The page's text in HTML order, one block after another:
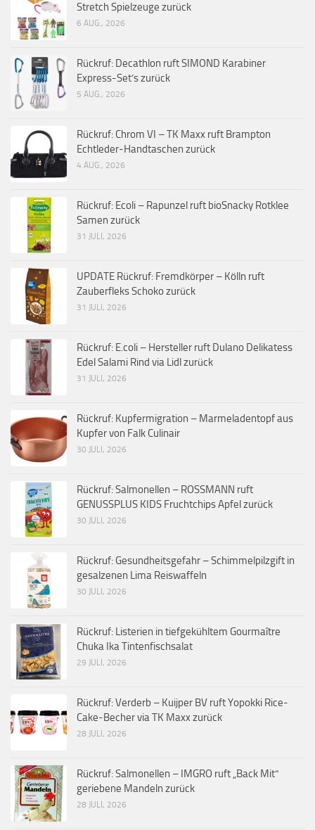
Stretch Spielzeuge zurück
6 AUG., 2026
Rückruf: Decathlon ruft SIMOND Karabiner
Express-Set’s zurück
5 AUG., 2026
Rückruf: Chrom VI – TK Maxx ruft Brampton
Echtleder-Handtaschen zurück
4 AUG., 2026
Rückruf: Ecoli – Rapunzel ruft bioSnacky Rotklee
Samen zurück
31 JULI, 2026
UPDATE Rückruf: Fremdkörper – Kölln ruft
Zauberfleks Schoko zurück
31 JULI, 2026
Rückruf: E.coli – Hersteller ruft Dulano Delikatess
Edel Salami Rind via Lidl zurück
31 JULI, 2026
Rückruf: Kupfermigration – Marmeladentopf aus
Kupfer von Falk Culinair
30 JULI, 2026
Rückruf: Salmonellen – ROSSMANN ruft
GENUSSPLUS KIDS Fruchtchips Apfel zurück
30 JULI, 2026
Rückruf: Gesundheitsgefahr – Schimmelpilzgift in
gesalzenen Lima Reiswaffeln
30 JULI, 2026
Rückruf: Listerien in tiefgekühltem Gourmaître
Chuka Ika Tintenfischsalat
29 JULI, 2026
Rückruf: Verderb – Kuijper BV ruft Yopokki Rice-
Cake-Becher via TK Maxx zurück
28 JULI, 2026
Rückruf: Salmonellen – IMGRO ruft „Back Mit“
geriebene Mandeln zurück
28 JULI, 2026